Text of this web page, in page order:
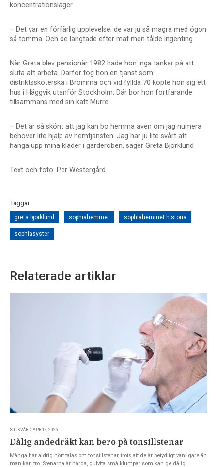
koncentrationsläger.
– Det var en förfärlig upplevelse, de var ju så magra med ögon
så tomma. Och de längtade efter mat men tålde ingenting.
När Greta blev pensionär 1982 hade hon inga tankar på att
sluta att arbeta. Därför tog hon en tjänst som
distriktssköterska i Bromma och vid fyllda 70 köpte hon sig ett
hus i Häggvik utanför Stockholm. Där bor hon fortfarande
tillsammans med sin katt Murre.
– Det är så skönt att jag kan bo hemma även om jag numera
behöver lite hjälp av hemtjänsten. Jag har ju lite svårt att
hänga upp mina kläder i garderoben, säger Greta Björklund
Text och foto: Per Westergård
Taggar:
greta björklund sophiahemmet sophiahemmet historia
sophiasyster
Relaterade artiklar
SJUKVÅRD, APR 13, 2026
Dålig andedräkt kan bero på tonsillstenar
Många har aldrig hört talas om tonsillstenar, trots att de är betydligt vanligare än
man kan tro. Stenarna är hårda, gulvita små klumpar som kan ge dålig